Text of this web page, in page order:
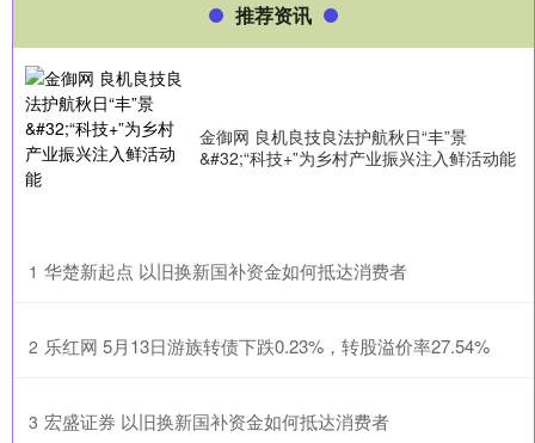
推荐资讯
金御网 良机良技良法护航秋日“丰”景
&#32;“科技+”为乡村产业振兴注入鲜活动能
1 ​华楚新起点 以旧换新国补资金如何抵达消费者
2 ​乐红网 5月13日游族转债下跌0.23%，转股溢价率27.54%
3 ​宏盛证券 以旧换新国补资金如何抵达消费者